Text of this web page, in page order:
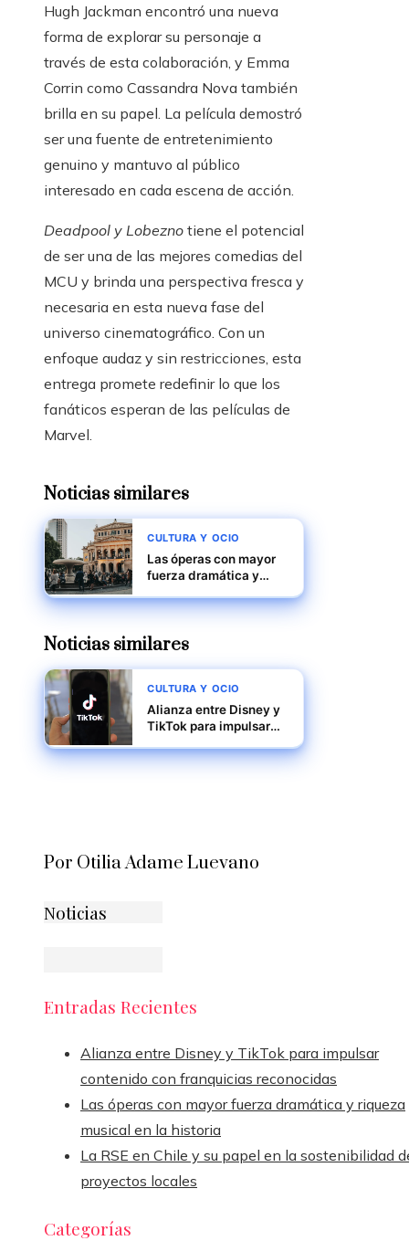
Hugh Jackman encontró una nueva
forma de explorar su personaje a
través de esta colaboración, y Emma
Corrin como Cassandra Nova también
brilla en su papel. La película demostró
ser una fuente de entretenimiento
genuino y mantuvo al público
interesado en cada escena de acción.
Deadpool y Lobezno tiene el potencial
de ser una de las mejores comedias del
MCU y brinda una perspectiva fresca y
necesaria en esta nueva fase del
universo cinematográfico. Con un
enfoque audaz y sin restricciones, esta
entrega promete redefinir lo que los
fanáticos esperan de las películas de
Marvel.
Noticias similares
CULTURA Y OCIO
Las óperas con mayor
fuerza dramática y
historia
Noticias similares
CULTURA Y OCIO
Alianza entre Disney y
TikTok para impulsar
franquicias
Por Otilia Adame Luevano
Noticias
Entradas Recientes
Alianza entre Disney y TikTok para impulsar
contenido con franquicias reconocidas
Las óperas con mayor fuerza dramática y riqueza
musical en la historia
La RSE en Chile y su papel en la sostenibilidad
proyectos locales
Categorías